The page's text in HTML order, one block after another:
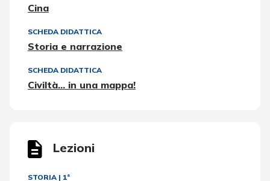
Cina
SCHEDA DIDATTICA
Storia e narrazione
SCHEDA DIDATTICA
Civiltà... in una mappa!
Lezioni
STORIA | 1ª